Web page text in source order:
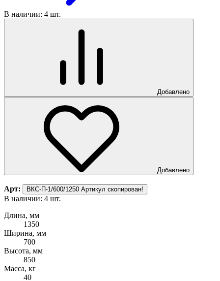
В наличии: 4 шт.
Добавлено
Добавлено
Арт: ВКС-П-1/600/1250 Артикул скопирован!
В наличии: 4 шт.
Длина, мм
1350
Ширина, мм
700
Высота, мм
850
Масса, кг
40